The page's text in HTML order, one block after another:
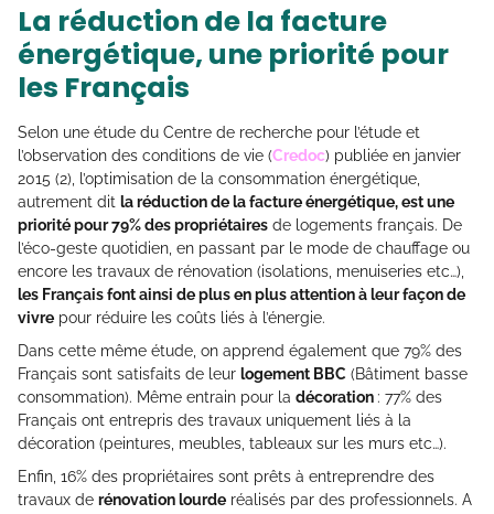
La réduction de la facture
énergétique, une priorité pour
les Français
Selon une étude du Centre de recherche pour l’étude et
l’observation des conditions de vie (Credoc) publiée en janvier
2015 (2), l’optimisation de la consommation énergétique,
autrement dit la réduction de la facture énergétique, est une
priorité pour 79% des propriétaires de logements français. De
l’éco-geste quotidien, en passant par le mode de chauffage ou
encore les travaux de rénovation (isolations, menuiseries etc…),
les Français font ainsi de plus en plus attention à leur façon de
vivre pour réduire les coûts liés à l’énergie.
Dans cette même étude, on apprend également que 79% des
Français sont satisfaits de leur logement BBC (Bâtiment basse
consommation). Même entrain pour la décoration : 77% des
Français ont entrepris des travaux uniquement liés à la
décoration (peintures, meubles, tableaux sur les murs etc…).
Enfin, 16% des propriétaires sont prêts à entreprendre des
travaux de rénovation lourde réalisés par des professionnels. A